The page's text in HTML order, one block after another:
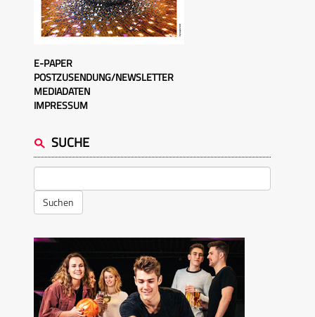
E-PAPER
POSTZUSENDUNG/NEWSLETTER
MEDIADATEN
IMPRESSUM
SUCHE
Suchen